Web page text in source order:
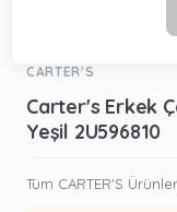
CARTER'S
Carter's Erkek
Yeşil 2U596810
Tüm CARTER'S